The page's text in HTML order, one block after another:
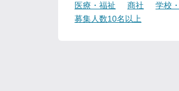
医療・福祉
商社 学校
募集人数10名以上